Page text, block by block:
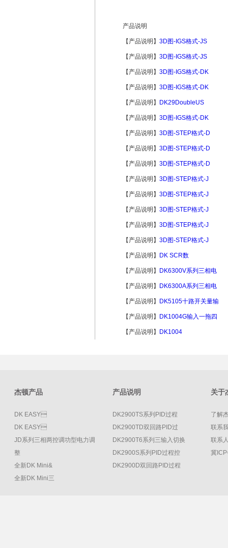
产品说明
【产品说明】3D图-IGS格式-JS
【产品说明】3D图-IGS格式-JS
【产品说明】3D图-IGS格式-DK
【产品说明】3D图-IGS格式-DK
【产品说明】 DK29DoubleUS
【产品说明】3D图-IGS格式-DK
【产品说明】3D图-STEP格式-D
【产品说明】3D图-STEP格式-D
【产品说明】3D图-STEP格式-D
【产品说明】3D图-STEP格式-J
【产品说明】3D图-STEP格式-J
【产品说明】3D图-STEP格式-J
【产品说明】3D图-STEP格式-J
【产品说明】3D图-STEP格式-J
【产品说明】 DK SCR数
【产品说明】 DK6300V系列三相电
【产品说明】 DK6300A系列三相电
【产品说明】 DK5105十路开关量输
【产品说明】 DK1004G输入一拖四
【产品说明】 DK1004
杰顿产品
DK EASY
DK EASY
JD系列三相两控调功型电力调
整
全新DK Mini&
全新DK Mini三
产品说明
DK2900TS系列PID过程
DK2900TD双回路PID过
DK2900T6系列三输入切换
DK2900S系列PID过程控
DK2900D双回路PID过程
关于
了解
联系
联系
冀